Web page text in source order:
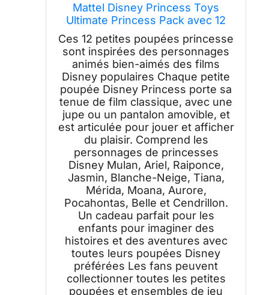
Mattel Disney Princess Toys
Ultimate Princess Pack avec 12
Petites poupées articulées avec
des vêtements étincelants
inspirés des Films Disney
Ces 12 petites poupées princesse
sont inspirées des personnages
animés bien-aimés des films
Disney populaires Chaque petite
poupée Disney Princess porte sa
tenue de film classique, avec une
jupe ou un pantalon amovible, et
est articulée pour jouer et afficher
du plaisir. Comprend les
personnages de princesses
Disney Mulan, Ariel, Raiponce,
Jasmin, Blanche-Neige, Tiana,
Mérida, Moana, Aurore,
Pocahontas, Belle et Cendrillon.
Un cadeau parfait pour les
enfants pour imaginer des
histoires et des aventures avec
toutes leurs poupées Disney
préférées Les fans peuvent
collectionner toutes les petites
poupées et ensembles de jeu